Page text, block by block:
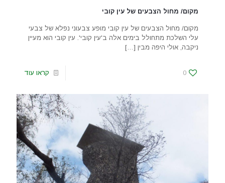
מקום/ מחול הצבעים של עין קובי
מקום/ מחול הצבעים של עין קובי מופע צבעוני נפלא של צבעי
עלי השלכת מתחולל בימים אלה ב'עין קובי'. עין קובי הוא מעיין
ניקבה, אולי היפה מבין […]
0 קראו עוד